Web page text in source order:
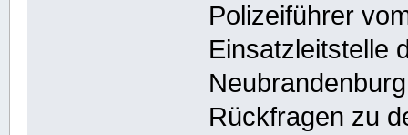
Polizeiführer
Einsatzleitstelle
Neubrandenburg
Rückfragen zu